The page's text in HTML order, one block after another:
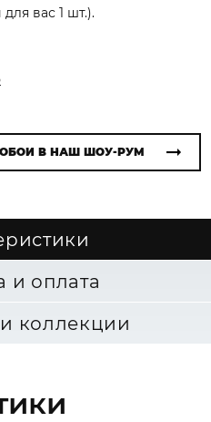
вас 1 шт.).
В НАШ ШОУ-РУМ
и оплата
коллекции